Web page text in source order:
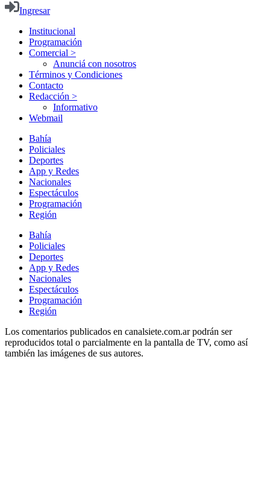
Ingresar
Institucional
Programación
Comercial >
Anunciá con nosotros
Términos y Condiciones
Contacto
Redacción >
Informativo
Webmail
Bahía
Policiales
Deportes
App y Redes
Nacionales
Espectáculos
Programación
Región
Bahía
Policiales
Deportes
App y Redes
Nacionales
Espectáculos
Programación
Región
Los comentarios publicados en canalsiete.com.ar podrán ser
reproducidos total o parcialmente en la pantalla de TV, como así
también las imágenes de sus autores.